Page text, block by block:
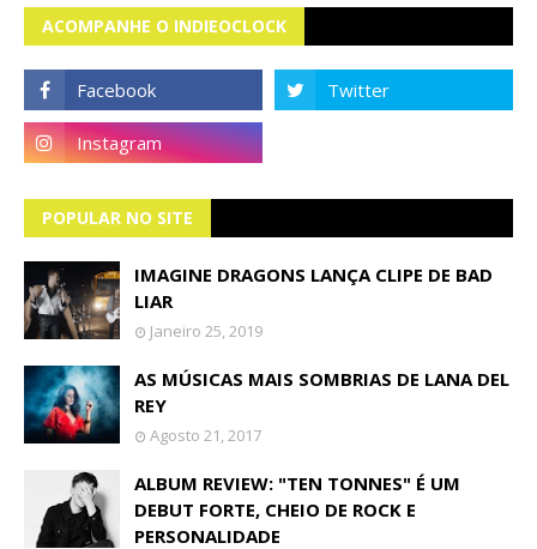
ACOMPANHE O INDIEOCLOCK
POPULAR NO SITE
IMAGINE DRAGONS LANÇA CLIPE DE BAD
LIAR
Janeiro 25, 2019
AS MÚSICAS MAIS SOMBRIAS DE LANA DEL
REY
Agosto 21, 2017
ALBUM REVIEW: "TEN TONNES" É UM
DEBUT FORTE, CHEIO DE ROCK E
PERSONALIDADE